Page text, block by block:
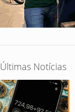
Últimas Notícias